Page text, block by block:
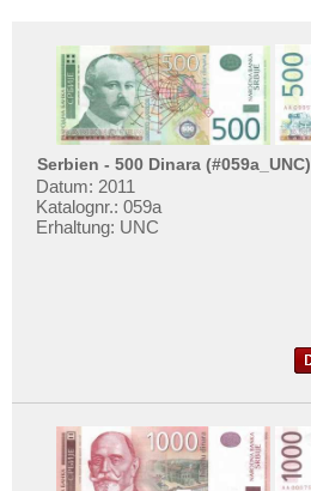
Serbien - 500 Dinara (#059a_UNC)
Datum: 2011
Katalognr.: 059a
Erhaltung: UNC